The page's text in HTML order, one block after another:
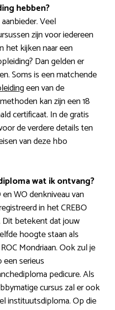
hebben?
Veel
zijn voor iedereen
het kijken naar een
Dan gelden er
Soms is een matchende
een van de
kan zijn een 18
certificaat. In de gratis
de verdere details ten
van deze hbo
wat ik ontvang?
WO denkniveau van
in het CREBO
Dit betekent dat jouw
hoogte staan als
Mondriaan. Ook zul je
serieus
pedicure. Als
cursus zal er ook
instituutsdiploma. Op die